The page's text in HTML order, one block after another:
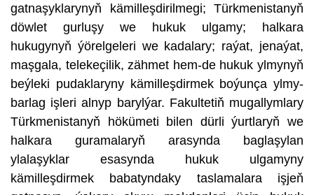
gatnaşyklarynyň kämilleşdirilmegi; Türkmenistanyň
döwlet gurluşy we hukuk ulgamy; halkara
hukugynyň ýörelgeleri we kadalary; raýat, jenaýat,
maşgala, telekeçilik, zähmet hem-de hukuk ylmynyň
beýleki pudaklaryny kämilleşdirmek boýunça ylmy-
barlag işleri alnyp barylýar. Fakultetiň mugallymlary
Türkmenistanyň hökümeti bilen dürli ýurtlaryň we
halkara guramalaryň arasynda baglaşylan
ylalaşyklar esasynda hukuk ulgamyny
kämilleşdirmek babatyndaky taslamalara işjeň